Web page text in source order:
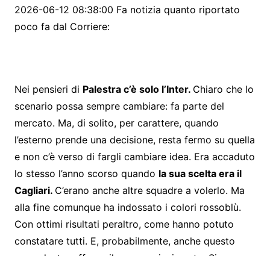
2026-06-12 08:38:00 Fa notizia quanto riportato
poco fa dal Corriere:
Nei pensieri di Palestra c’è solo l’Inter. Chiaro che lo
scenario possa sempre cambiare: fa parte del
mercato. Ma, di solito, per carattere, quando
l’esterno prende una decisione, resta fermo su quella
e non c’è verso di fargli cambiare idea. Era accaduto
lo stesso l’anno scorso quando la sua scelta era il
Cagliari. C’erano anche altre squadre a volerlo. Ma
alla fine comunque ha indossato i colori rossoblù.
Con ottimi risultati peraltro, come hanno potuto
constatare tutti. E, probabilmente, anche questo